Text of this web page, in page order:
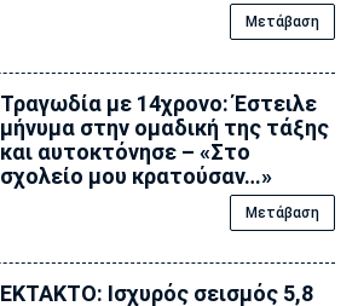
Μετάβαση
Τραγωδία με 14χρονο: Έστειλε
μήνυμα στην ομαδική της τάξης
και αυτοκτόνησε – «Στο
σχολείο μου κρατούσαν…»
Μετάβαση
EKTAKTO: Ισχυρός σεισμός 5,8